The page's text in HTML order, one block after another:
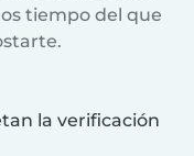
tiempo del que
la verificación